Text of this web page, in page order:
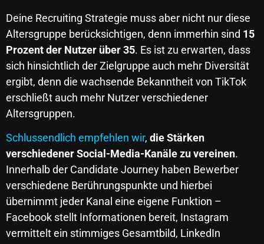
Deine Recruiting Strategie muss aber nicht nur diese
Altersgruppe berücksichtigen, denn immerhin sind 15
Prozent der Nutzer über 35. Es ist zu erwarten, dass
sich hinsichtlich der Zielgruppe auch mehr Diversität
ergibt, denn die wachsende Bekanntheit von TikTok
erschließt auch mehr Nutzer verschiedener
Altersgruppen.
Schlussendlich empfehlen wir, die Stärken
verschiedener Social-Media-Kanäle zu vereinen.
Innerhalb der Candidate Journey haben Bewerber
verschiedene Berührungspunkte und hierbei
übernimmt jeder Kanal eine eigene Funktion –
Facebook stellt Informationen bereit, Instagram
vermittelt ein stimmiges Gesamtbild, LinkedIn